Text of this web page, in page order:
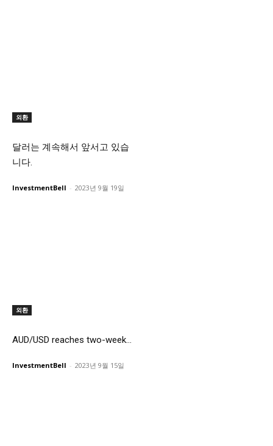
외환
달러는 계속해서 앞서고 있습
니다.
InvestmentBell - 2023년 9월 19일
외환
AUD/USD reaches two-week...
InvestmentBell - 2023년 9월 15일